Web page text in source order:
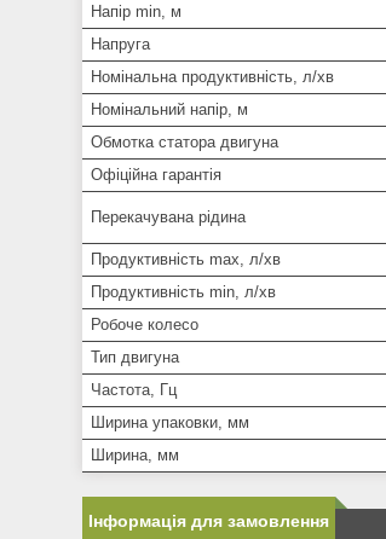
Напір min, м
Напруга
Номінальна продуктивність, л/хв
Номінальний напір, м
Обмотка статора двигуна
Офіційна гарантія
Перекачувана рідина
Продуктивність max, л/хв
Продуктивність min, л/хв
Робоче колесо
Тип двигуна
Частота, Гц
Ширина упаковки, мм
Ширина, мм
Інформація для замовлення